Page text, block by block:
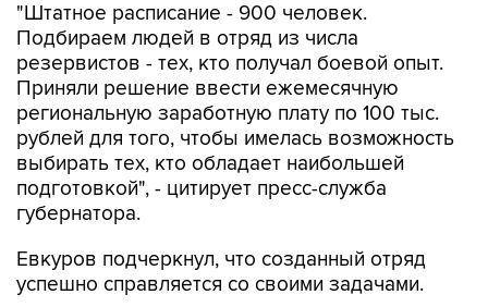
"Штатное расписание - 900 человек.
Подбираем людей в отряд из числа
резервистов - тех, кто получал боевой опыт.
Приняли решение ввести ежемесячную
региональную заработную плату по 100 тыс.
рублей для того, чтобы имелась возможность
выбирать тех, кто обладает наибольшей
подготовкой", - цитирует пресс-служба
губернатора.
Евкуров подчеркнул, что созданный отряд
успешно справляется со своими задачами.